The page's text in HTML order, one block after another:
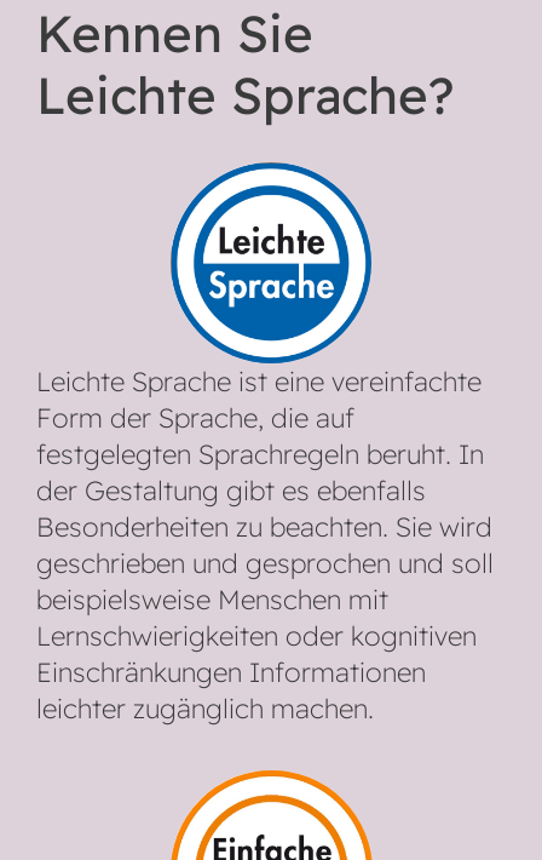
Kennen Sie
Leichte Sprache?
Leichte Sprache ist eine vereinfachte
Form der Sprache, die auf
festgelegten Sprachregeln beruht. In
der Gestaltung gibt es ebenfalls
Besonderheiten zu beachten. Sie wird
geschrieben und gesprochen und soll
beispielsweise Menschen mit
Lernschwierigkeiten oder kognitiven
Einschränkungen Informationen
leichter zugänglich machen.